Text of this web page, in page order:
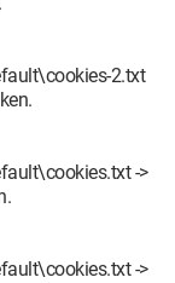
2.txt
->
->